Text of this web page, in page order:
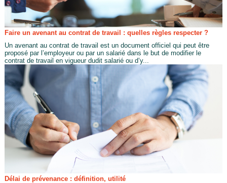
Faire un avenant au contrat de travail : quelles règles respecter ?
Un avenant au contrat de travail est un document officiel qui peut être
proposé par l’employeur ou par un salarié dans le but de modifier le
contrat de travail en vigueur dudit salarié ou d’y...
Délai de prévenance : définition, utilité